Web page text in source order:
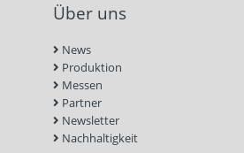
Über uns
News
Produktion
Messen
Partner
Newsletter
Nachhaltigkeit